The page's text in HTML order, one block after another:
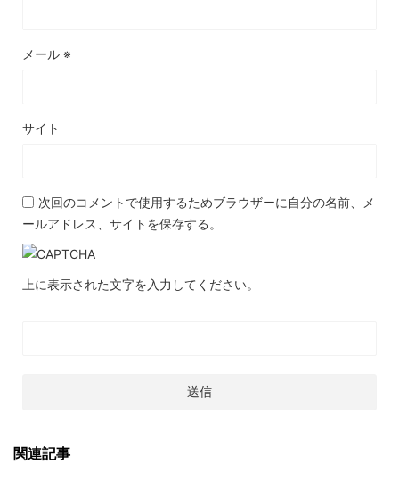
メール ※
サイト
次回のコメントで使用するためブラウザーに自分の名前、メ
ールアドレス、サイトを保存する。
上に表示された文字を入力してください。
関連記事